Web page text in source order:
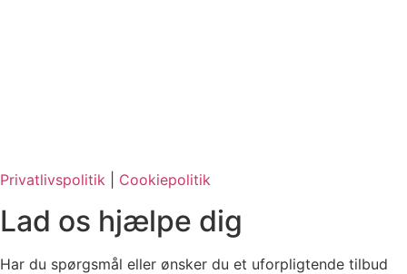
Privatlivspolitik Cookiepolitik
Lad os hjælpe dig
Har du spørgsmål eller ønsker du et uforpligtende tilbud